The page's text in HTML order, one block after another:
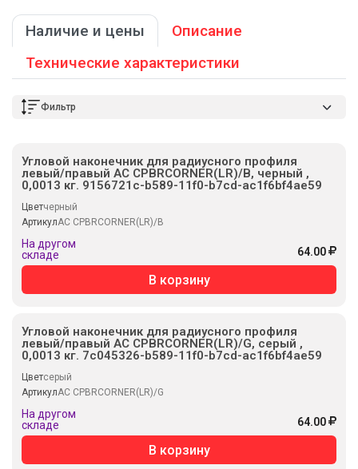
Наличие и цены
Описание
Технические характеристики
Фильтр
Угловой наконечник для радиусного профиля
левый/правый AC CPBRCORNER(LR)/B, черный ,
0,0013 кг. 9156721c-b589-11f0-b7cd-ac1f6bf4ae59
Цветчерный
АртикулAC CPBRCORNER(LR)/B
На другом
складе
64.00
В корзину
Угловой наконечник для радиусного профиля
левый/правый AC CPBRCORNER(LR)/G, серый ,
0,0013 кг. 7c045326-b589-11f0-b7cd-ac1f6bf4ae59
Цветсерый
АртикулAC CPBRCORNER(LR)/G
На другом
складе
64.00
В корзину